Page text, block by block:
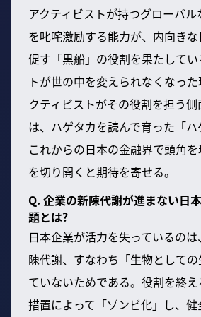
アクティビストが持つグローバ
を叱咤激励する能力が、内向き
促す「黒船」の役割を果たして
トが世の中を変えられなくなっ
クティビストがその役割を担う
は、ハゲタカを読んで育った「ハ
これからの日本の金融界で頭角
を切り開くと期待を寄せる。
Q. 企業の新陳代謝が進まない日
題とは?
日本企業が活力を失っているの
陳代謝、すなわち「生物として
ていないためである。役割を終
措置によって「ゾンビ化」し、